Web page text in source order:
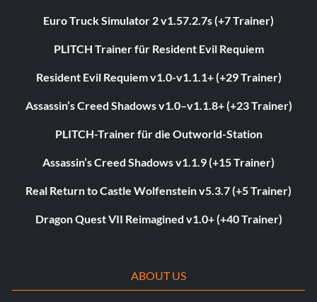
Euro Truck Simulator 2 v1.57.2.7s (+7 Trainer)
PLITCH Trainer für Resident Evil Requiem
Resident Evil Requiem v1.0-v1.1.1+ (+29 Trainer)
Assassin’s Creed Shadows v1.0–v1.1.8+ (+23 Trainer)
PLITCH-Trainer für die Outworld-Station
Assassin’s Creed Shadows v1.1.9 (+15 Trainer)
Real Return to Castle Wolfenstein v5.3.7 (+5 Trainer)
Dragon Quest VII Reimagined v1.0+ (+40 Trainer)
ABOUT US